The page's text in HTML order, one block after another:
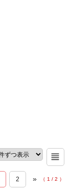
2 » （ 1 / 2 ）